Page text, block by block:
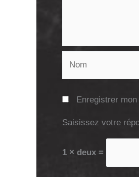
Enregistrer
Saisissez votre
1 × deux =